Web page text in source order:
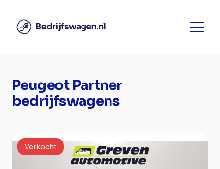
Peugeot Partner
bedrijfswagens
Verkocht